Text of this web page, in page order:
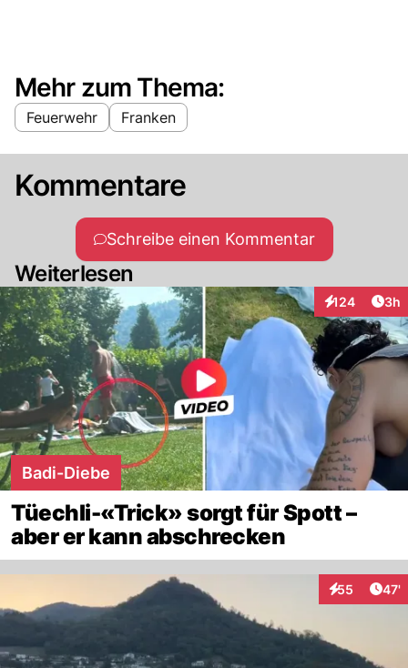
Mehr zum Thema:
Feuerwehr Franken
Kommentare
Schreibe einen Kommentar
Weiterlesen
124
Interaktionen
3h
Badi-Diebe
Tüechli-«Trick» sorgt für Spott –
aber er kann abschrecken
55
Interaktionen
47'